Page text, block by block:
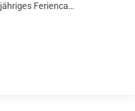
Ferienca…